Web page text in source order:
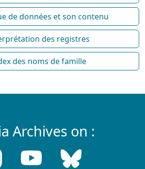
de données et son contenu
des registres
des noms de famille
Archives on :